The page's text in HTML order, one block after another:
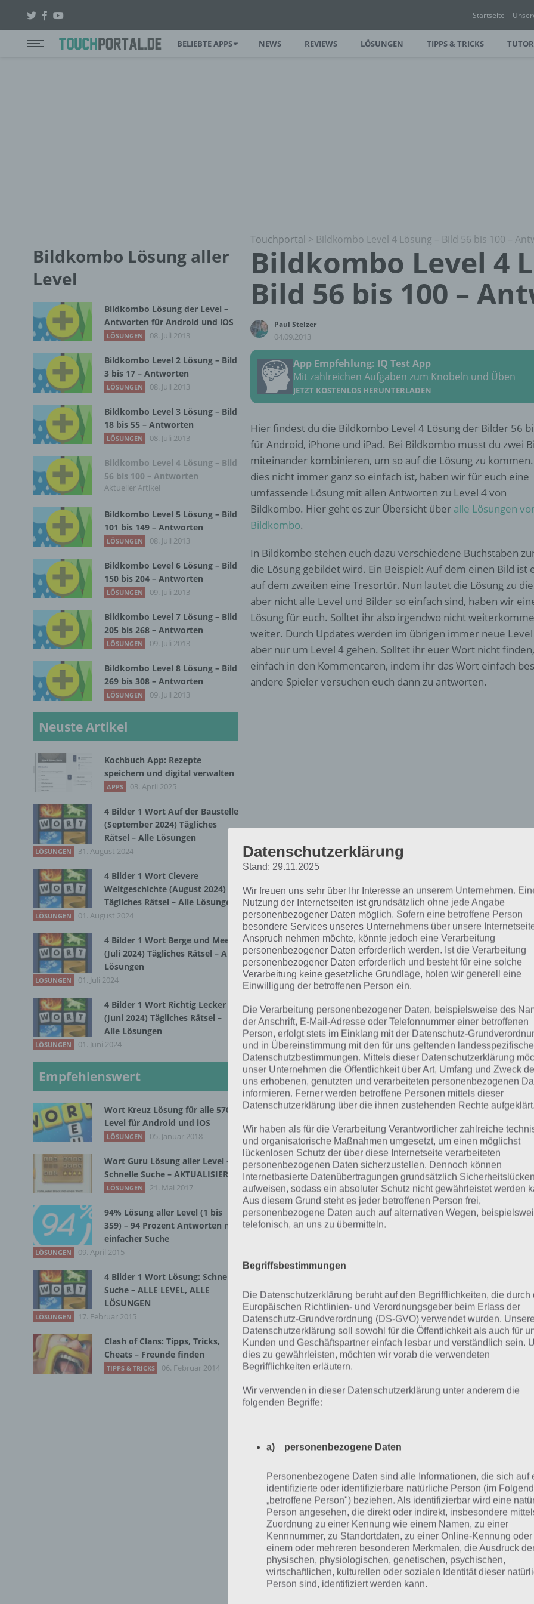
Startseite
BELIEBTE APPS NEWS REVIEWS LÖSUNGEN TIPPS & TRICKS
Touchportal > Bildkombo Level 4 Lösung – Bild 56 bis 100 –
Bildkombo Level 4
Bild 56 bis 100 –
Paul Stelzer
04.09.2013
App Empfehlung: IQ Test App
Mit zahlreichen Aufgaben zum Knobeln und Üben
JETZT KOSTENLOS HERUNTERLADEN
Hier findest du die Bildkombo Level 4 Lösung der Bilder 56
für Android, iPhone und iPad. Bei Bildkombo musst du zwei
miteinander kombinieren, um so auf die Lösung zu kommen.
dies nicht immer ganz so einfach ist, haben wir für euch eine
umfassende Lösung mit allen Antworten zu Level 4 von
Bildkombo. Hier geht es zur Übersicht über alle Lösungen
Bildkombo.
In Bildkombo stehen euch dazu verschiedene Buchstaben
die Lösung gebildet wird. Ein Beispiel: Auf dem einen Bild ist
auf dem zweiten eine Tresortür. Nun lautet die Lösung zu
aber nicht alle Level und Bilder so einfach sind, haben wir
Lösung für euch. Solltet ihr also irgendwo nicht
weiter. Durch Updates werden im übrigen immer neue
aber nur um Level 4 gehen. Solltet ihr euer Wort nicht
einfach in den Kommentaren, indem ihr das Wort einfach
andere Spieler versuchen euch dann zu antworten.
Bildkombo Level 4 Lösung
bis 100
Kommen wir nun zur Bildkombo Level 4 Lösung. Zunächst
euch, die man unter dem gegebene Link auch durchsuchen
die Lösung zu kommen. Desweiteren haben wir unten noch
Level 4. Dadurch könnt ihr euch das ganze nochmal grafisch
zunächst die häufig gestellten Fragen zu Level 4 von
Schwarzer Kopf + gefüllte Pfanne – Bildkombo Lösung:
Offenes Buch + Schatztruhe – Bildkombo Lösung: Wortschatz
Wenn dir unsere Tabelle zu Level 4 weitergeholfen hat,
über ein Gefällt mir oder ein +1:
Nachfolgend die Bildkombo Level 4 Lösung als einfache
durchsuchbare Tabelle möchtest, dann schaueHIERnach.
Linkes Bild
Zeitungsschrift
Dieb
Tresortür
Schublade
Drucker
Wlan
Wecker
Gartenteich
Riese und Zwerg
Gestapeltes Geld
Aktiendiagramme
Gewinner
Gänse
Nacktes Bein
Lange Haare
Dirndl
Schwarzer Kopf
gefüllte Pfanne
Haus
To-Do Liste
Pferde und Stroh
Gabelstapler
Jeansstapel
Anzug
Bildkombo Lösung aller
Level
Bildkombo Lösung der Level –
Antworten für Android und iOS
LÖSUNGEN 08. Juli 2013
Bildkombo Level 2 Lösung – Bild
3 bis 17 – Antworten
LÖSUNGEN 08. Juli 2013
Bildkombo Level 3 Lösung – Bild
18 bis 55 – Antworten
LÖSUNGEN 08. Juli 2013
Bildkombo Level 4 Lösung – Bild
56 bis 100 – Antworten
Aktueller Artikel
Bildkombo Level 5 Lösung – Bild
101 bis 149 – Antworten
LÖSUNGEN 08. Juli 2013
Bildkombo Level 6 Lösung – Bild
150 bis 204 – Antworten
LÖSUNGEN 09. Juli 2013
Bildkombo Level 7 Lösung – Bild
205 bis 268 – Antworten
LÖSUNGEN 09. Juli 2013
Bildkombo Level 8 Lösung – Bild
269 bis 308 – Antworten
LÖSUNGEN 09. Juli 2013
Neuste Artikel
Kochbuch App: Rezepte
speichern und digital verwalten
APPS 03. April 2025
4 Bilder 1 Wort Auf der Baustelle
(September 2024) Tägliches
Rätsel – Alle Lösungen
LÖSUNGEN 31. August 2024
4 Bilder 1 Wort Clevere
Weltgeschichte (August 2024)
Tägliches Rätsel – Alle Lösungen
LÖSUNGEN 01. August 2024
4 Bilder 1 Wort Berge und Meer
(Juli 2024) Tägliches Rätsel – Alle
Lösungen
LÖSUNGEN 01. Juli 2024
4 Bilder 1 Wort Richtig Lecker
(Juni 2024) Tägliches Rätsel –
Alle Lösungen
LÖSUNGEN 01. Juni 2024
Empfehlenswert
Wort Kreuz Lösung für alle 570
Level für Android und iOS
LÖSUNGEN 05. Januar 2018
Wort Guru Lösung aller Level –
Schnelle Suche – AKTUALISIERT
LÖSUNGEN 21. Mai 2017
94% Lösung aller Level (1 bis
359) – 94 Prozent Antworten mit
einfacher Suche
LÖSUNGEN 09. April 2015
4 Bilder 1 Wort Lösung: Schnelle
Suche – ALLE LEVEL, ALLE
LÖSUNGEN
LÖSUNGEN 17. Februar 2015
Clash of Clans: Tipps, Tricks,
Cheats – Freunde finden
TIPPS & TRICKS 06. Februar 2014
Datenschutzerklärung
Stand: 29.11.2025
Wir freuen uns sehr über Ihr Interesse an unserem Unternehmen.
Nutzung der Internetseiten ist grundsätzlich ohne jede Angabe
personenbezogener Daten möglich. Sofern eine betroffene Person
besondere Services unseres Unternehmens über unsere
Anspruch nehmen möchte, könnte jedoch eine Verarbeitung
personenbezogener Daten erforderlich werden. Ist die Verarbeitung
personenbezogener Daten erforderlich und besteht für eine solche
Verarbeitung keine gesetzliche Grundlage, holen wir generell eine
Einwilligung der betroffenen Person ein.
Die Verarbeitung personenbezogener Daten, beispielsweise des
der Anschrift, E-Mail-Adresse oder Telefonnummer einer betroffenen
Person, erfolgt stets im Einklang mit der Datenschutz-
und in Übereinstimmung mit den für uns geltenden
Datenschutzbestimmungen. Mittels dieser Datenschutzerklärung
unser Unternehmen die Öffentlichkeit über Art, Umfang und Zweck
uns erhobenen, genutzten und verarbeiteten personenbezogenen
informieren. Ferner werden betroffene Personen mittels dieser
Datenschutzerklärung über die ihnen zustehenden Rechte aufgeklärt.
Wir haben als für die Verarbeitung Verantwortlicher zahlreiche
und organisatorische Maßnahmen umgesetzt, um einen möglichst
lückenlosen Schutz der über diese Internetseite verarbeiteten
personenbezogenen Daten sicherzustellen. Dennoch können
Internetbasierte Datenübertragungen grundsätzlich Sicherheitslücken
aufweisen, sodass ein absoluter Schutz nicht gewährleistet werden
Aus diesem Grund steht es jeder betroffenen Person frei,
personenbezogene Daten auch auf alternativen Wegen,
telefonisch, an uns zu übermitteln.
Begriffsbestimmungen
Die Datenschutzerklärung beruht auf den Begrifflichkeiten, die durch
Europäischen Richtlinien- und Verordnungsgeber beim Erlass der
Datenschutz-Grundverordnung (DS-GVO) verwendet wurden. Unsere
Datenschutzerklärung soll sowohl für die Öffentlichkeit als auch für
Kunden und Geschäftspartner einfach lesbar und verständlich sein.
dies zu gewährleisten, möchten wir vorab die verwendeten
Begrifflichkeiten erläutern.
Wir verwenden in dieser Datenschutzerklärung unter anderem die
folgenden Begriffe:
a) personenbezogene Daten
Personenbezogene Daten sind alle Informationen, die sich auf
identifizierte oder identifizierbare natürliche Person (im
„betroffene Person") beziehen. Als identifizierbar wird eine
Person angesehen, die direkt oder indirekt, insbesondere
Zuordnung zu einer Kennung wie einem Namen, zu einer
Kennnummer, zu Standortdaten, zu einer Online-Kennung oder
einem oder mehreren besonderen Merkmalen, die Ausdruck
physischen, physiologischen, genetischen, psychischen,
wirtschaftlichen, kulturellen oder sozialen Identität dieser
Person sind, identifiziert werden kann.